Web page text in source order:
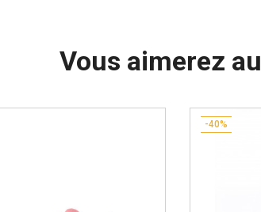
Vous aimerez
-40%